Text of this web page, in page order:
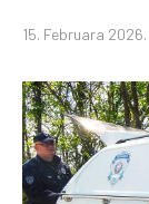
15. Februara 2026.